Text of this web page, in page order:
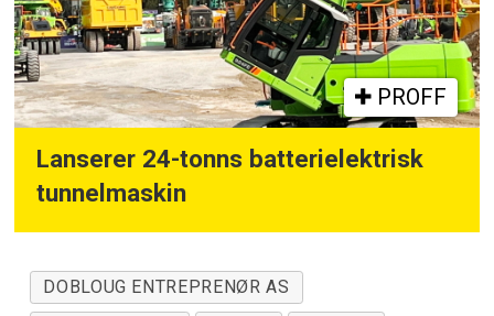
PROFF
Lanserer 24-tonns batterielektrisk
tunnelmaskin
DOBLOUG ENTREPRENØR AS